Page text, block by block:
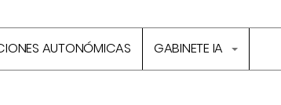
AUTONÓMICAS GABINETE IA